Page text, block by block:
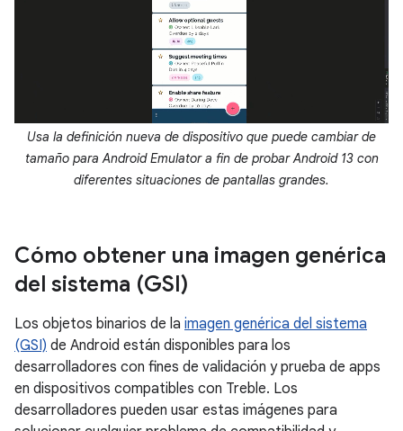
Usa la definición nueva de dispositivo que puede cambiar de
tamaño para Android Emulator a fin de probar Android 13 con
diferentes situaciones de pantallas grandes.
Cómo obtener una imagen genérica
del sistema (GSI)
Los objetos binarios de la imagen genérica del sistema
(GSI) de Android están disponibles para los
desarrolladores con fines de validación y prueba de apps
en dispositivos compatibles con Treble. Los
desarrolladores pueden usar estas imágenes para